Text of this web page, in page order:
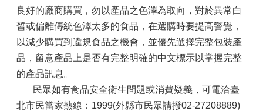
良好的廠商購買，勿以產品之色澤為取向，對於異常白
皙或偏離傳統色澤太多的食品，在選購時要提高警覺，
以減少購買到違規食品之機會，並優先選擇完整包裝產
品，留意產品上是否有完整明確的中文標示以掌握完整
的產品訊息。
民眾如有食品安全衛生問題或消費疑義，可電洽臺
北市民當家熱線：1999(外縣市民眾請撥02-27208889)